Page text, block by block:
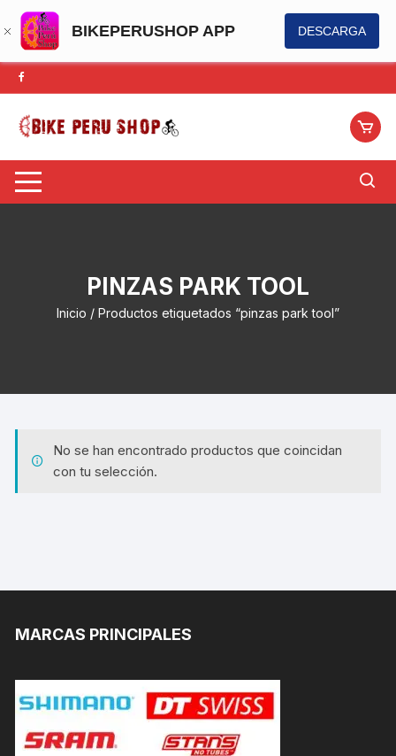
BIKEPERUSHOP APP DESCARGA
Saltar
al
contenido
PINZAS PARK TOOL
Inicio / Productos etiquetados “pinzas park tool”
No se han encontrado productos que coincidan
con tu selección.
MARCAS PRINCIPALES